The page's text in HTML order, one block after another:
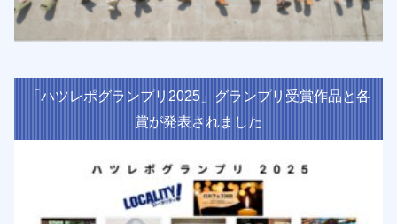
「ハツレポグランプリ2025」グランプリ受賞作品と各
賞が発表されました